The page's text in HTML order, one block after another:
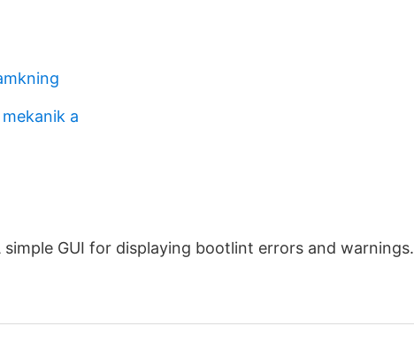
a
GUI for displaying bootlint errors and warnings.